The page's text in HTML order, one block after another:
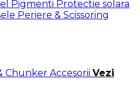
Pigmenti Protectie solara
Periere & Scissoring
Chunker Accesorii Vezi